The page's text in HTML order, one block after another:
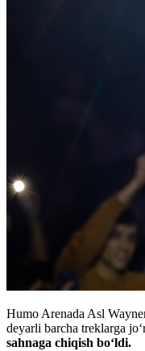
Humo Arenada Asl
deyarli barcha treklarga
sahnaga chiqish bo‘ldi.